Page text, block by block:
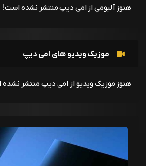
هنوز آلبومی از امی دیپ منتشر نشده است!
موزیک ویدیو های امی دیپ
هنوز موزیک ویدیو از امی دیپ منتشر